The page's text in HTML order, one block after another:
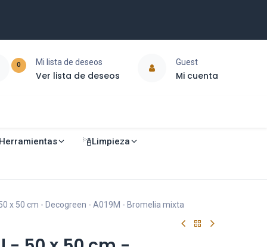
0 Mi lista de deseos
Ver lista de deseos
Guest
Mi cuenta
Limpieza
x 50 cm - Decogreen - A019M - Bromelia mixta